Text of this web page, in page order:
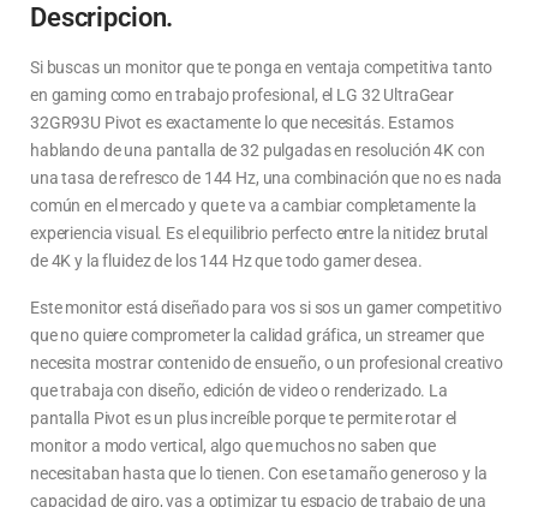
Descripcion.
Si buscas un monitor que te ponga en ventaja competitiva tanto
en gaming como en trabajo profesional, el LG 32 UltraGear
32GR93U Pivot es exactamente lo que necesitás. Estamos
hablando de una pantalla de 32 pulgadas en resolución 4K con
una tasa de refresco de 144 Hz, una combinación que no es nada
común en el mercado y que te va a cambiar completamente la
experiencia visual. Es el equilibrio perfecto entre la nitidez brutal
de 4K y la fluidez de los 144 Hz que todo gamer desea.
Este monitor está diseñado para vos si sos un gamer competitivo
que no quiere comprometer la calidad gráfica, un streamer que
necesita mostrar contenido de ensueño, o un profesional creativo
que trabaja con diseño, edición de video o renderizado. La
pantalla Pivot es un plus increíble porque te permite rotar el
monitor a modo vertical, algo que muchos no saben que
necesitaban hasta que lo tienen. Con ese tamaño generoso y la
capacidad de giro, vas a optimizar tu espacio de trabajo de una